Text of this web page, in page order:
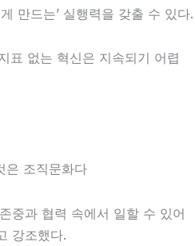
만드는’ 실행력을 갖출 수 있다.
표 없는 혁신은 지속되기 어렵
은 조직문화다
중과 협력 속에서 일할 수 있어
강조했다.